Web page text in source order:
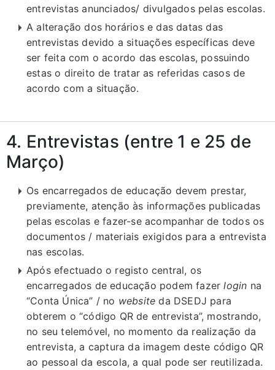
entrevistas anunciados/ divulgados pelas escolas.
A alteração dos horários e das datas das
entrevistas devido a situações específicas deve
ser feita com o acordo das escolas, possuindo
estas o direito de tratar as referidas casos de
acordo com a situação.
4. Entrevistas (entre 1 e 25 de
Março)
Os encarregados de educação devem prestar,
previamente, atenção às informações publicadas
pelas escolas e fazer-se acompanhar de todos os
documentos / materiais exigidos para a entrevista
nas escolas.
Após efectuado o registo central, os
encarregados de educação podem fazerlogin na
“Conta Única” / no website da DSEDJ para
obterem o “código QR de entrevista”, mostrando,
no seu telemóvel, no momento da realização da
entrevista, a captura da imagem deste código QR
ao pessoal da escola, a qual pode ser reutilizada.